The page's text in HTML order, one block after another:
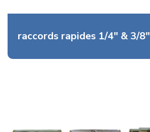
raccords rapides 1/4″ & 3/8″